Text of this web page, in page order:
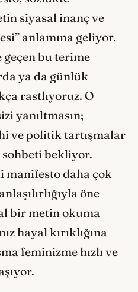
siyasal inanç ve
anlamına geliyor.
bu terime
ya da günlük
rastlıyoruz. O
yanıltmasın;
ve politik tartışmalar
sohbeti bekliyor.
manifesto daha çok
öne
bir metin okuma
hayal kırıklığına
feminizme hızlı ve